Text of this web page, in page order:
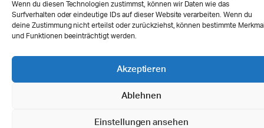
Wenn du diesen Technologien zustimmst, können wir Daten wie das
Surfverhalten oder eindeutige IDs auf dieser Website verarbeiten. Wenn du
deine Zustimmung nicht erteilst oder zurückziehst, können bestimmte
und Funktionen beeinträchtigt werden.
Akzeptieren
Ablehnen
Einstellungen ansehen